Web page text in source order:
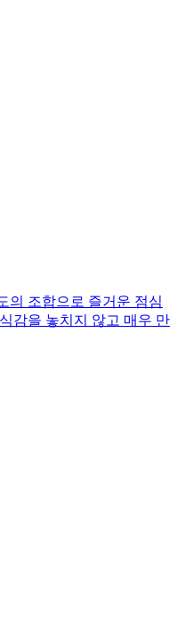
의 조합으로 즐거운 점심
감을 놓치지 않고 매우 만